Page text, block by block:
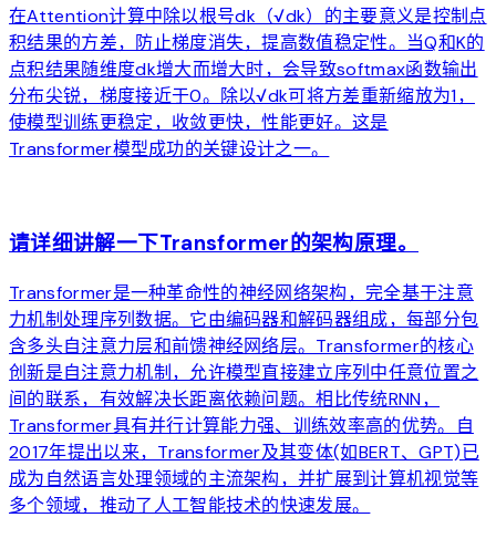
在Attention计算中除以根号dk（√dk）的主要意义是控制点
积结果的方差，防止梯度消失，提高数值稳定性。当Q和K的
点积结果随维度dk增大而增大时，会导致softmax函数输出
分布尖锐，梯度接近于0。除以√dk可将方差重新缩放为1，
使模型训练更稳定，收敛更快，性能更好。这是
Transformer模型成功的关键设计之一。
请详细讲解一下Transformer的架构原理。
Transformer是一种革命性的神经网络架构，完全基于注意
力机制处理序列数据。它由编码器和解码器组成，每部分包
含多头自注意力层和前馈神经网络层。Transformer的核心
创新是自注意力机制，允许模型直接建立序列中任意位置之
间的联系，有效解决长距离依赖问题。相比传统RNN，
Transformer具有并行计算能力强、训练效率高的优势。自
2017年提出以来，Transformer及其变体(如BERT、GPT)已
成为自然语言处理领域的主流架构，并扩展到计算机视觉等
多个领域，推动了人工智能技术的快速发展。